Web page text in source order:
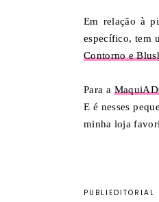
Em relação à
específico, tem
Contorno e
Para a
E é nesses
minha loja
PUBLIEDITORIAL